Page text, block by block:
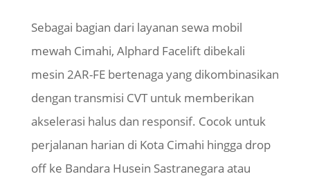
Sebagai bagian dari layanan sewa mobil
mewah Cimahi, Alphard Facelift dibekali
mesin 2AR-FE bertenaga yang dikombinasikan
dengan transmisi CVT untuk memberikan
akselerasi halus dan responsif. Cocok untuk
perjalanan harian di Kota Cimahi hingga drop
off ke Bandara Husein Sastranegara atau